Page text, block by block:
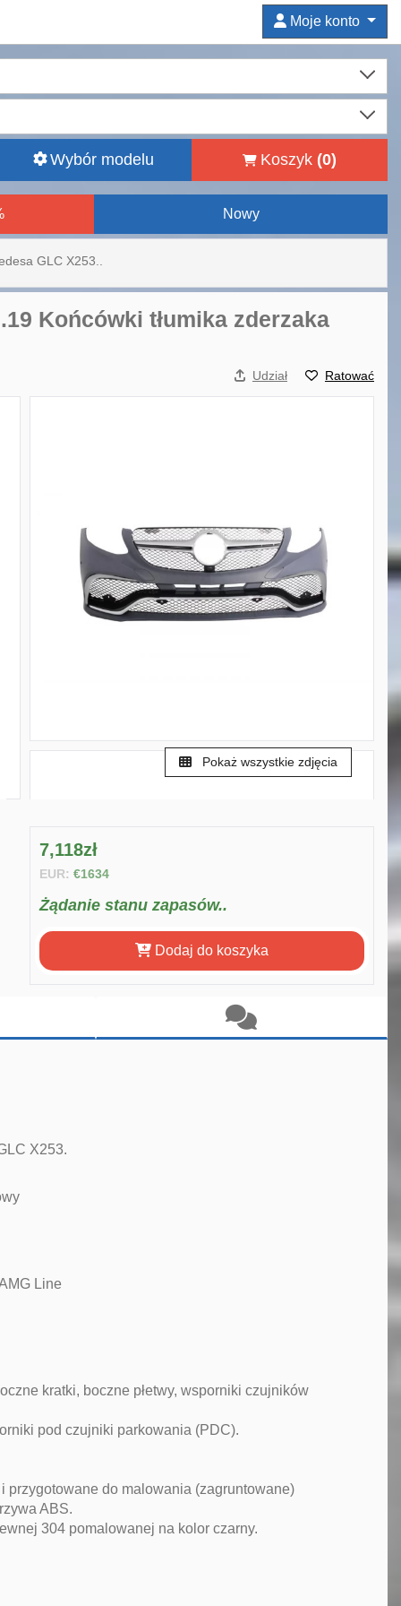
Moje konto
Wybór modelu Koszyk (0)
Nowy
GLC X253..
Końcówki tłumika zderzaka
Udział Ratować
Pokaż wszystkie zdjęcia
7,118zł
EUR: €1634
Żądanie stanu zapasów..
Dodaj do koszyka
X253.
Line
kratki, boczne płetwy, wsporniki czujników
pod czujniki parkowania (PDC).
do malowania (zagruntowane)
ABS.
304 pomalowanej na kolor czarny.